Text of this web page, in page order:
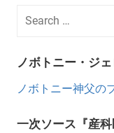
ノボトニー・ジ
ノボトニー神父の
一次ソース『産科